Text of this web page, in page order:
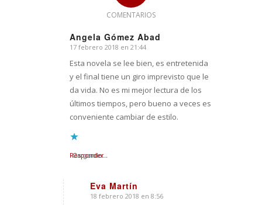
COMENTARIOS
Angela Gómez Abad
Dice:
17 febrero 2018 en 21:44
Esta novela se lee bien, es entretenida
y el final tiene un giro imprevisto que le
da vida. No es mi mejor lectura de los
últimos tiempos, pero bueno a veces es
conveniente cambiar de estilo.
Cargando...
Responder
Eva Martín
Dice:
18 febrero 2018 en 8:56